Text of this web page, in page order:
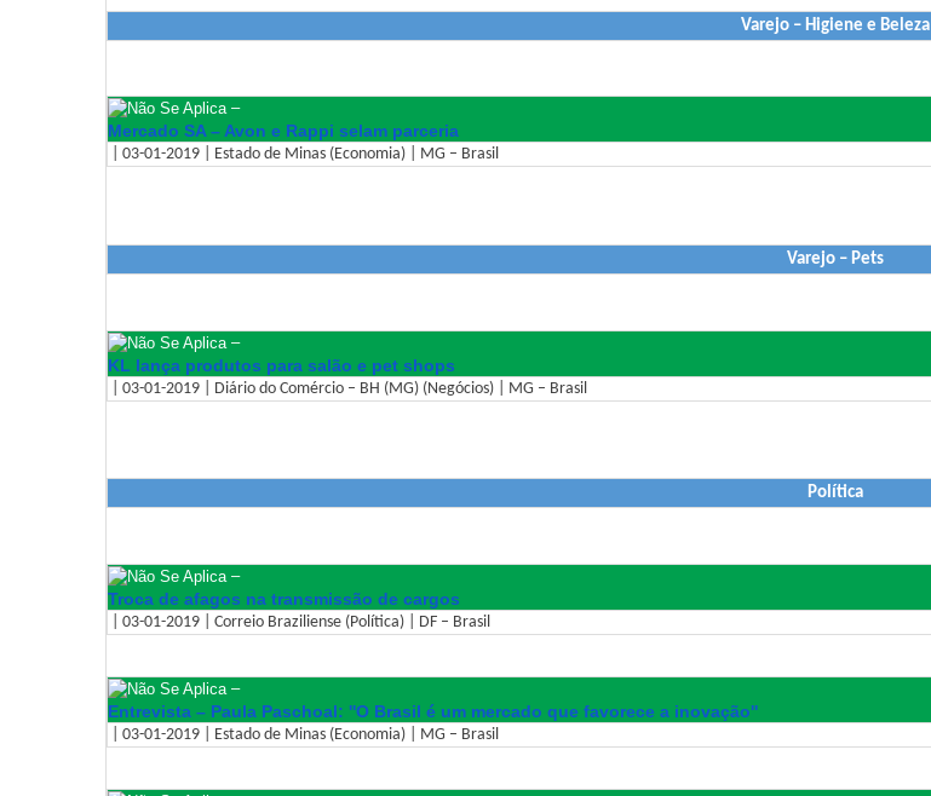
Varejo – Higiene e Beleza
–
Mercado SA – Avon e Rappi selam parceria
| 03-01-2019 | Estado de Minas (Economia) | MG – Brasil
Varejo – Pets
–
KL lança produtos para salão e pet shops
| 03-01-2019 | Diário do Comércio – BH (MG) (Negócios) | MG – Brasil
Política
–
Troca de afagos na transmissão de cargos
| 03-01-2019 | Correio Braziliense (Política) | DF – Brasil
–
Entrevista – Paula Paschoal: ''O Brasil é um mercado que favorece a inovação''
| 03-01-2019 | Estado de Minas (Economia) | MG – Brasil